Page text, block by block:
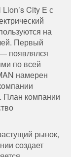
City E с
на
Первый
появлялся
по всей
намерен
План компании
рынок,
создает